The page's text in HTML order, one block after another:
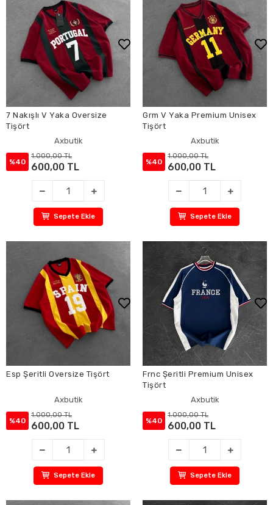
7 Nakışlı V Yaka Oversize
Tişört
Axbutik
%40
1.000,00 TL
600,00 TL
Sepete Ekle
Grm V Yaka Premium Unisex
Tişört
Axbutik
%40
1.000,00 TL
600,00 TL
Sepete Ekle
Esp Şeritli Oversize Tişört
Axbutik
%40
1.000,00 TL
600,00 TL
Sepete Ekle
Frnc Şeritli Premium Unisex
Tişört
Axbutik
%40
1.000,00 TL
600,00 TL
Sepete Ekle